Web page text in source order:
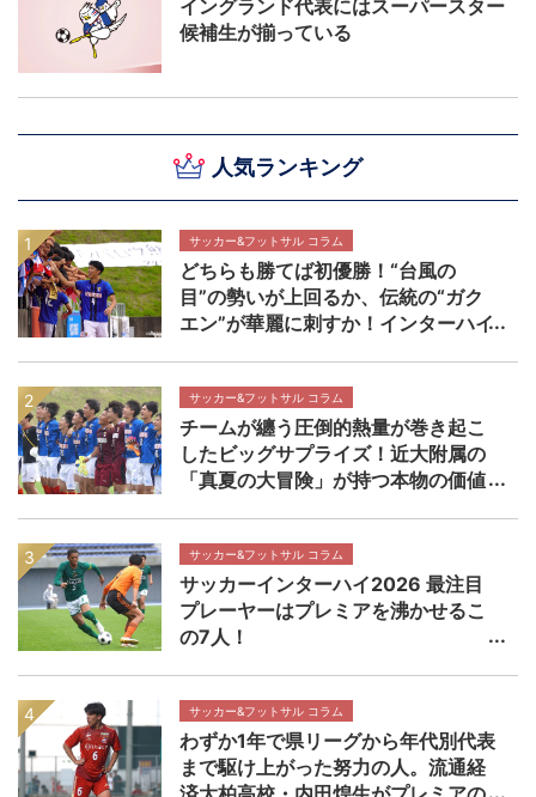
人気ランキング
サッカー&フットサル コラム
どちらも勝てば初優勝！“台風の
目”の勢いが上回るか、伝統の“ガク
エン”が華麗に刺すか！インターハイ
サッカー&フットサル コラム
チームが纏う圧倒的熱量が巻き起こ
したビッグサプライズ！近大附属の
「真夏の大冒険」が持つ本物の価値
サッカー&フットサル コラム
サッカーインターハイ2026 最注目
プレーヤーはプレミアを沸かせるこ
の7人！
サッカー&フットサル コラム
わずか1年で県リーグから年代別代表
まで駆け上がった努力の人。流通経
イングランド代表にはスーパースター
候補生が揃っている